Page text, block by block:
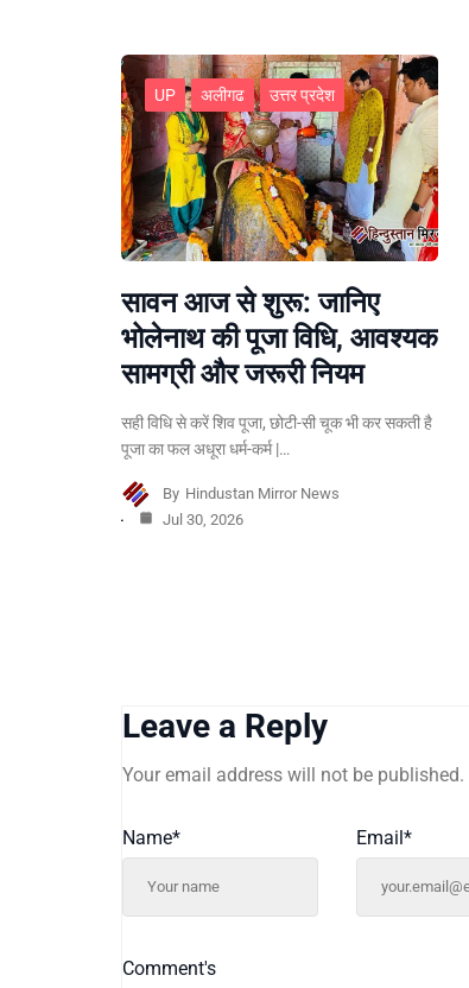
UP अलीगढ उत्तर प्रदेश
सावन आज से शुरू: जानिए
भोलेनाथ की पूजा विधि, आवश्यक
सामग्री और जरूरी नियम
सही विधि से करें शिव पूजा, छोटी-सी चूक भी कर सकती है
पूजा का फल अधूरा धर्म-कर्म |…
By Hindustan Mirror News
Jul 30, 2026
Leave a Reply
Your email address will not be published.
Comment's
Name* Email*